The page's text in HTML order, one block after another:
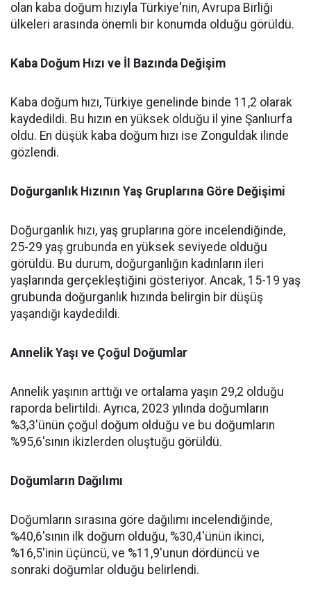
olan kaba doğum hızıyla Türkiye'nin, Avrupa Birliği
ülkeleri arasında önemli bir konumda olduğu görüldü.
Kaba Doğum Hızı ve İl Bazında Değişim
Kaba doğum hızı, Türkiye genelinde binde 11,2 olarak
kaydedildi. Bu hızın en yüksek olduğu il yine Şanlıurfa
oldu. En düşük kaba doğum hızı ise Zonguldak ilinde
gözlendi.
Doğurganlık Hızının Yaş Gruplarına Göre Değişimi
Doğurganlık hızı, yaş gruplarına göre incelendiğinde,
25-29 yaş grubunda en yüksek seviyede olduğu
görüldü. Bu durum, doğurganlığın kadınların ileri
yaşlarında gerçekleştiğini gösteriyor. Ancak, 15-19 yaş
grubunda doğurganlık hızında belirgin bir düşüş
yaşandığı kaydedildi.
Annelik Yaşı ve Çoğul Doğumlar
Annelik yaşının arttığı ve ortalama yaşın 29,2 olduğu
raporda belirtildi. Ayrıca, 2023 yılında doğumların
%3,3'ünün çoğul doğum olduğu ve bu doğumların
%95,6'sının ikizlerden oluştuğu görüldü.
Doğumların Dağılımı
Doğumların sırasına göre dağılımı incelendiğinde,
%40,6'sının ilk doğum olduğu, %30,4'ünün ikinci,
%16,5'inin üçüncü, ve %11,9'unun dördüncü ve
sonraki doğumlar olduğu belirlendi.